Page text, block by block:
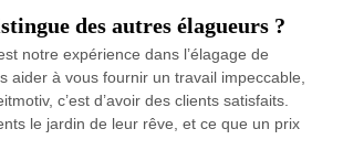
des autres élagueurs ?
notre expérience dans l’élagage de
à vous fournir un travail impeccable,
c’est d’avoir des clients satisfaits.
le jardin de leur rêve, et ce que un prix